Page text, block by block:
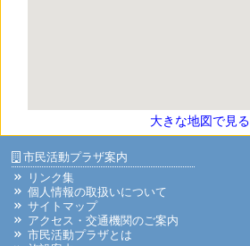
大きな地図で見る
市民活動プラザ案内
リンク集
個人情報の取扱いについて
サイトマップ
アクセス・交通機関のご案内
市民活動プラザとは